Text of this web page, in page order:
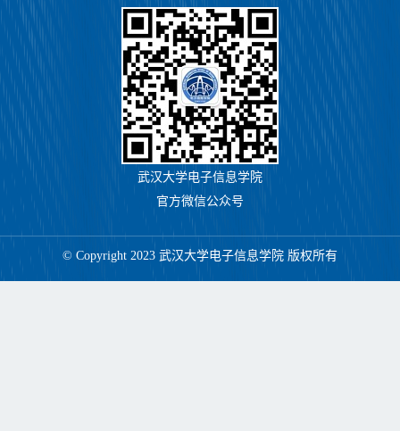
武汉大学电子信息学院
官方微信公众号
© Copyright 2023 武汉大学电子信息学院 版权所有